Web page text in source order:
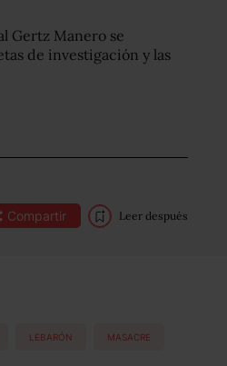
Gertz Manero se
de investigación y las
Compartir Leer después
LEBARÓN MASACRE